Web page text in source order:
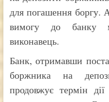
для погашення боргу.
вимогу до банку
виконавець.
Банк, отримавши
боржника на
продовжує термін дії